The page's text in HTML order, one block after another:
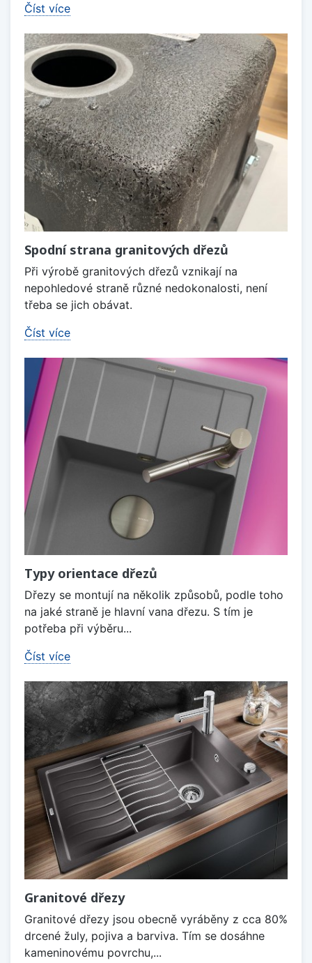
Číst více
Spodní strana granitových dřezů
Při výrobě granitových dřezů vznikají na
nepohledové straně různé nedokonalosti, není
třeba se jich obávat.
Číst více
Typy orientace dřezů
Dřezy se montují na několik způsobů, podle toho
na jaké straně je hlavní vana dřezu. S tím je
potřeba při výběru...
Číst více
Granitové dřezy
Granitové dřezy jsou obecně vyráběny z cca 80%
drcené žuly, pojiva a barviva. Tím se dosáhne
kameninovému povrchu,...